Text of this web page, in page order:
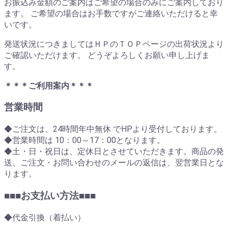
お振込み金額のご案内はご希望の場合のみにご案内しており
ます。 ご希望の場合はお手数ですがご連絡いただけると幸
いです。
発送状況につきましてはＨＰのＴＯＰページの出荷状況より
ご確認いただけます。 どうぞよろしくお願い申し上げま
す。
＊＊＊ご利用案内＊＊＊
営業時間
◆ご注文は、24時間年中無休 でHPより受付しております。
◆営業時間は 10：00～17：00となります。
◆土・日・祝日は、定休日とさせていただきます。商品の発
送、ご注文・お問い合わせのメールの返信は、翌営業日とな
ります。
■■■お支払い方法■■■
◆代金引換（着払い）